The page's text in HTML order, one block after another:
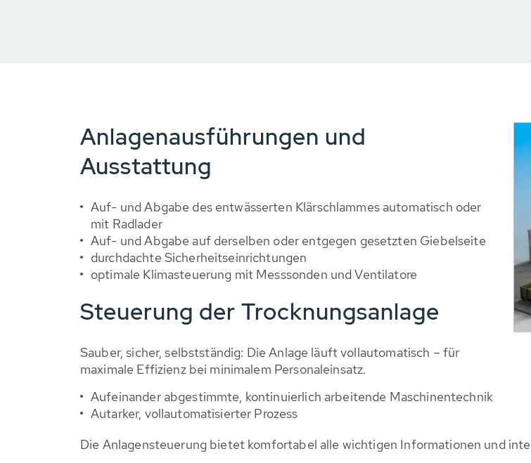
Anlagenausführungen und
Ausstattung
Auf- und Abgabe des entwässerten Klärschlammes automatisch oder
mit Radlader
Auf- und Abgabe auf derselben oder entgegen gesetzten Giebelseite
durchdachte Sicherheitseinrichtungen
optimale Klimasteuerung mit Messsonden und Ventilatore
Steuerung der Trocknungsanlage
Sauber, sicher, selbstständig: Die Anlage läuft vollautomatisch – für
maximale Effizienz bei minimalem Personaleinsatz.
Aufeinander abgestimmte, kontinuierlich arbeitende Maschinentechnik
Autarker, vollautomatisierter Prozess
Die Anlagensteuerung bietet komfortabel alle wichtigen Informationen und